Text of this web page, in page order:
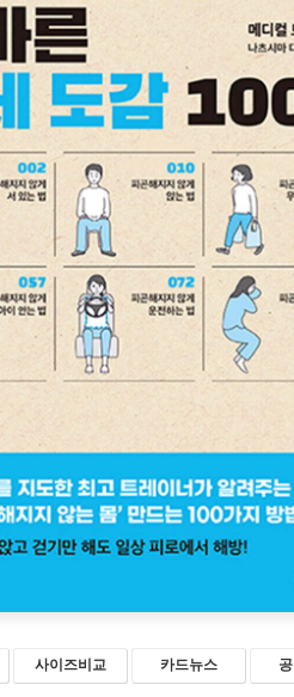
사이즈비교 카드뉴스